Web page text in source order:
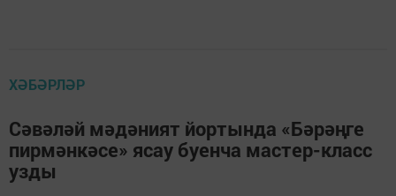
ХӘБӘРЛӘР
Сәвәләй мәдәният йортында «Бәрәңге
пирмәнкәсе» ясау буенча мастер-класс
узды